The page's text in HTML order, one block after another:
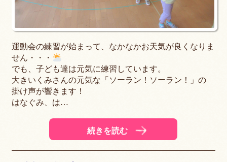
運動会の練習が始まって、なかなかお天気が良くなりま
せん・・・
でも、子ども達は元気に練習しています。
大きいくみさんの元気な「ソーラン！ソーラン！」の
掛け声が響きます！
はなぐみ、は…
続きを読む